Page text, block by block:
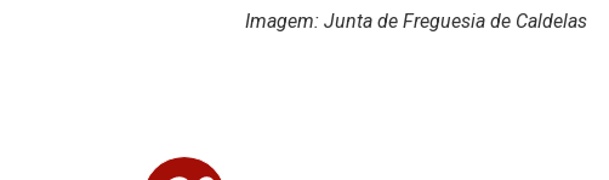
Imagem: Junta de Freguesia de Caldelas